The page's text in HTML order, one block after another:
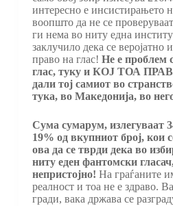
интересно е инсистирањето
воопшто да не се
ги нема во ниту една
заклучило дека се веројатно
право на глас! Не е проблем
глас, туку и КОЈ ТОА
дали тој самиот во
тука, во Македонија, во
Сума сумарум, излегуваат
19% од вкупниот број, кои
ова да се тврди дека во
ниту еден фантомски
непристојно! На граѓаните
реалност и тоа не е здраво.
гради, вака држава се